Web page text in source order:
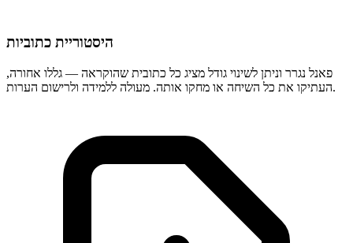
היסטוריית כתוביות
פאנל נגרר וניתן לשינוי גודל מציג כל כתובית שהוקראה — גללו אחורה,
העתיקו את כל השיחה או מחקו אותה. מעולה ללמידה ולרישום הערות.